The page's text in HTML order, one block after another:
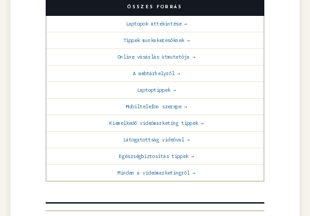
ÖSSZES FORRÁS
Laptopok áttekintése →
Tippek munkakeresőknek →
Online vásárlás útmutatója →
A webtárhelyről →
Laptoptippek →
Mobiltelefon szerepe →
Kiemelkedő videómarketing tippek →
Látogatottság videóval →
Egészségbiztosítás tippek →
Minden a videómarketingről →